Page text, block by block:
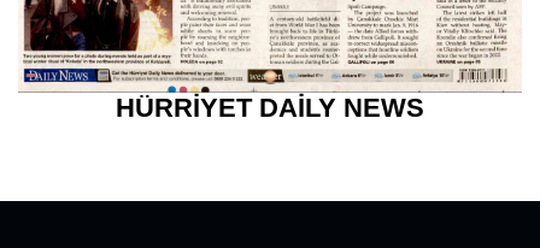
HÜRRİYET DAİLY NEWS